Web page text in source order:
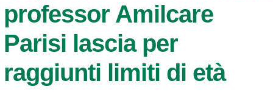
professor Amilcare
Parisi lascia per
raggiunti limiti di età